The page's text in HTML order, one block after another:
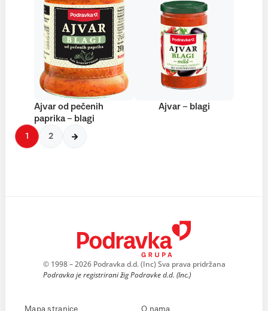
Ajvar od pečenih
paprika – blagi
Ajvar – blagi
1 2
© 1998 – 2026 Podravka d.d. (Inc) Sva prava pridržana
Podravka je registrirani žig Podravke d.d. (Inc.)
Mapa stranice O nama